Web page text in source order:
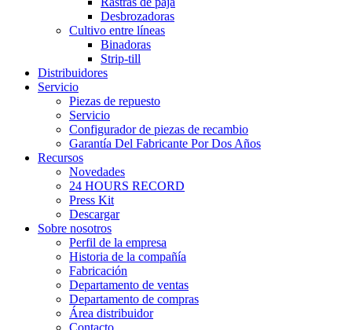
Desbrozadoras
Cultivo entre líneas
Binadoras
Strip-till
Distribuidores
Servicio
Piezas de repuesto
Servicio
Configurador de piezas de recambio
Garantía Del Fabricante Por Dos Años
Recursos
Novedades
24 HOURS RECORD
Press Kit
Descargar
Sobre nosotros
Perfil de la empresa
Historia de la compañía
Fabricación
Departamento de ventas
Departamento de compras
Área distribuidor
Contacto